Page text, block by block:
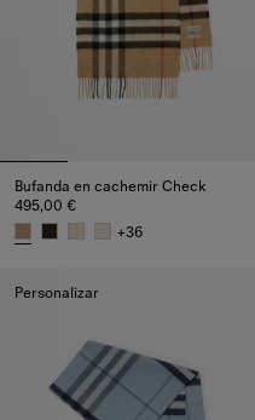
Bufanda en cachemir Check
495,00 €
+36
Personalizar